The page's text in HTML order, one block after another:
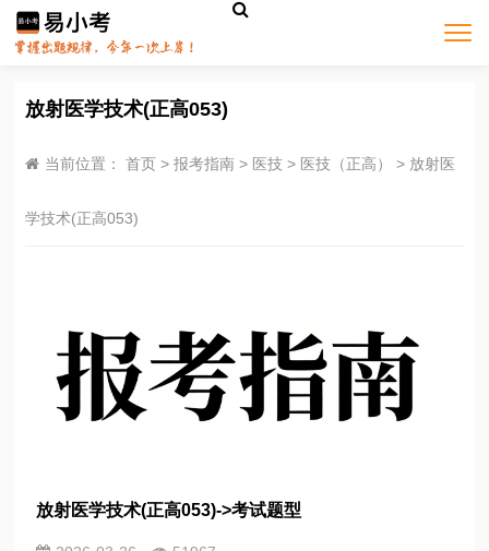
放射医学技术(正高053)
当前位置： 首页 >报考指南 > 医技 > 医技（正高） > 放射医
学技术(正高053)
放射医学技术(正高053)->考试题型